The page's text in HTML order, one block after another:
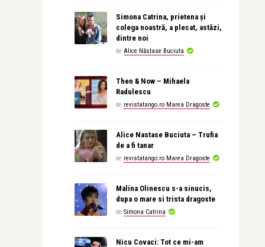
Simona Catrina, prietena și
colega noastră, a plecat, astăzi,
dintre noi
de Alice Năstase Buciuta
Then & Now – Mihaela
Radulescu
de revistatango.ro Marea Dragoste
Alice Nastase Buciuta – Trufia
de a fi tanar
de revistatango.ro Marea Dragoste
Malina Olinescu s-a sinucis,
dupa o mare si trista dragoste
de Simona Catrina
Nicu Covaci: Tot ce mi-am